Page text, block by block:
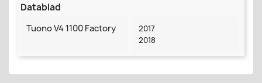
Datablad
Tuono V4 1100 Factory
2017
2018